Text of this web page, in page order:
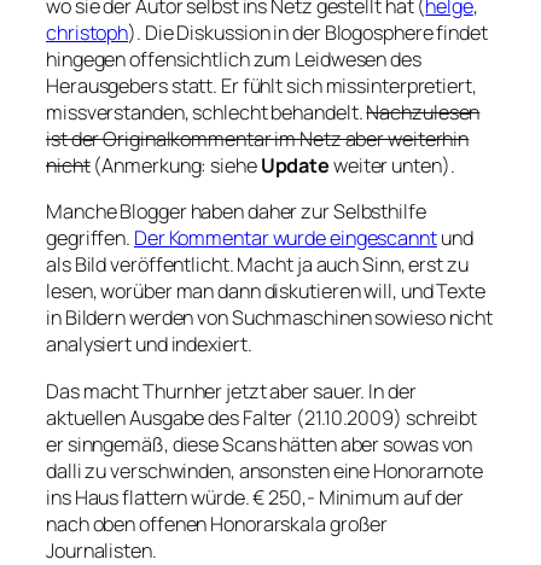
wo sie der Autor selbst ins Netz gestellt hat (helge,
christoph). Die Diskussion in der Blogosphere findet
hingegen offensichtlich zum Leidwesen des
Herausgebers statt. Er fühlt sich missinterpretiert,
missverstanden, schlecht behandelt.Nachzulesen
ist der Originalkommentar im Netz aber weiterhin
nicht(Anmerkung: sieheUpdateweiter unten).
Manche Blogger haben daher zur Selbsthilfe
gegriffen. Der Kommentar wurde eingescanntund
als Bild veröffentlicht. Macht ja auch Sinn, erst zu
lesen, worüber man dann diskutieren will, und Texte
in Bildern werden von Suchmaschinen sowieso nicht
analysiert und indexiert.
Das macht Thurnher jetzt aber sauer. In der
aktuellen Ausgabe desFalter (21.10.2009) schreibt
er sinngemäß, diese Scans hätten aber sowas von
dalli zu verschwinden, ansonsten eine Honorarnote
ins Haus flattern würde. € 250,- Minimum auf der
nach oben offenen Honorarskala großer
Journalisten.